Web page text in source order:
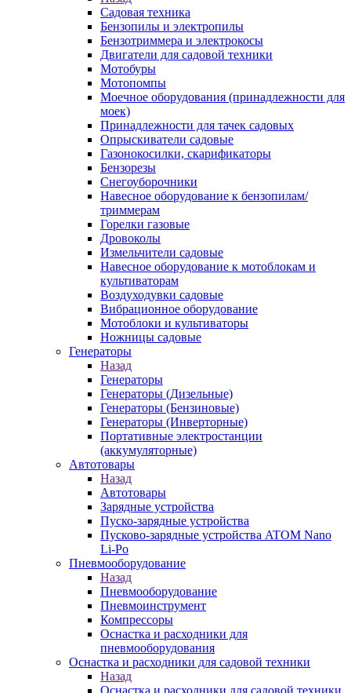
Садовая техника
Бензопилы и электропилы
Бензотриммера и электрокосы
Двигатели для садовой техники
Мотобуры
Мотопомпы
Моечное оборудования (принадлежности для
моек)
Принадлежности для тачек садовых
Опрыскиватели садовые
Газонокосилки, скарификаторы
Бензорезы
Снегоуборочники
Навесное оборудование к бензопилам/
триммерам
Горелки газовые
Дровоколы
Измельчители садовые
Навесное оборудование к мотоблокам и
культиваторам
Воздуходувки садовые
Вибрационное оборудование
Мотоблоки и культиваторы
Ножницы садовые
Генераторы
Назад
Генераторы
Генераторы (Дизельные)
Генераторы (Бензиновые)
Генераторы (Инверторные)
Портативные электростанции
(аккумуляторные)
Автотовары
Назад
Автотовары
Зарядные устройства
Пуско-зарядные устройства
Пусково-зарядные устройства ATOM Nano
Li-Po
Пневмооборудование
Назад
Пневмооборудование
Пневмоинструмент
Компрессоры
Оснастка и расходники для
пневмооборудования
Оснастка и расходники для садовой техники
Назад
Оснастка и расходники для садовой техники